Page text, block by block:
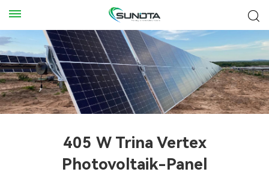
405 W Trina Vertex
Photovoltaik-Panel